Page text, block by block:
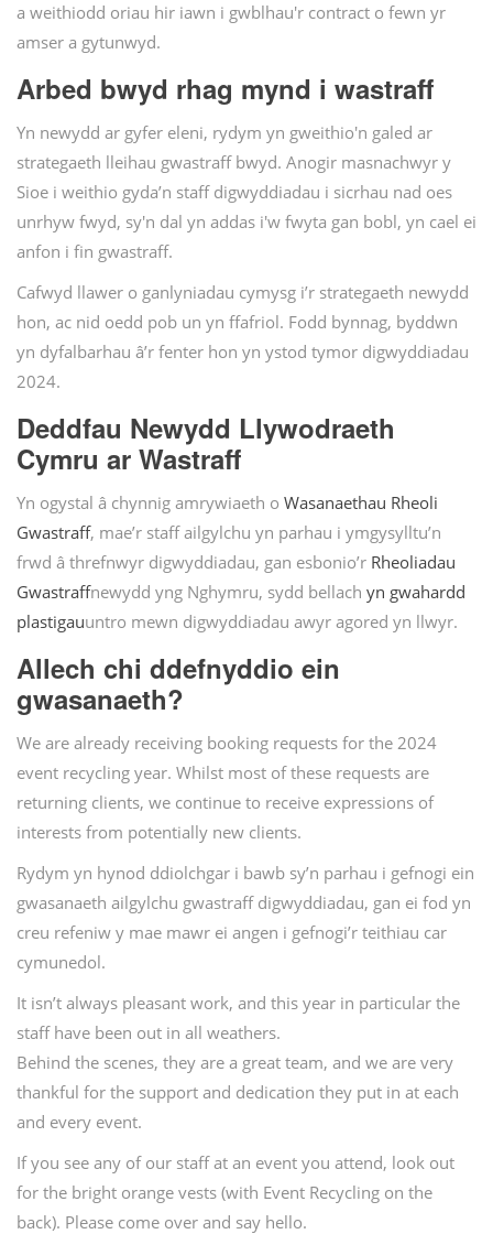
a weithiodd oriau hir iawn i gwblhau'r contract o fewn yr
amser a gytunwyd.
Arbed bwyd rhag mynd i wastraff
Yn newydd ar gyfer eleni, rydym yn gweithio'n galed ar
strategaeth lleihau gwastraff bwyd. Anogir masnachwyr y
Sioe i weithio gyda’n staff digwyddiadau i sicrhau nad oes
unrhyw fwyd, sy'n dal yn addas i'w fwyta gan bobl, yn cael ei
anfon i fin gwastraff.
Cafwyd llawer o ganlyniadau cymysg i’r strategaeth newydd
hon, ac nid oedd pob un yn ffafriol. Fodd bynnag, byddwn
yn dyfalbarhau â’r fenter hon yn ystod tymor digwyddiadau
2024.
Deddfau Newydd Llywodraeth
Cymru ar Wastraff
Yn ogystal â chynnig amrywiaeth o Wasanaethau Rheoli
Gwastraff, mae’r staff ailgylchu yn parhau i ymgysylltu’n
frwd â threfnwyr digwyddiadau, gan esbonio’r Rheoliadau
Gwastraffnewydd yng Nghymru, sydd bellach yn gwahardd
plastigauuntro mewn digwyddiadau awyr agored yn llwyr.
Allech chi ddefnyddio ein
gwasanaeth?
We are already receiving booking requests for the 2024
event recycling year. Whilst most of these requests are
returning clients, we continue to receive expressions of
interests from potentially new clients.
Rydym yn hynod ddiolchgar i bawb sy’n parhau i gefnogi ein
gwasanaeth ailgylchu gwastraff digwyddiadau, gan ei fod yn
creu refeniw y mae mawr ei angen i gefnogi’r teithiau car
cymunedol.
It isn’t always pleasant work, and this year in particular the
staff have been out in all weathers.
Behind the scenes, they are a great team, and we are very
thankful for the support and dedication they put in at each
and every event.
If you see any of our staff at an event you attend, look out
for the bright orange vests (with Event Recycling on the
back). Please come over and say hello.